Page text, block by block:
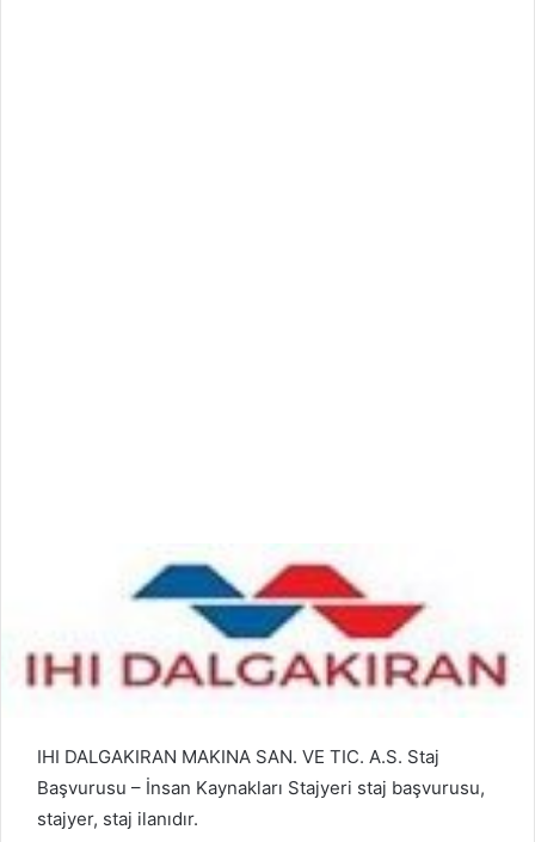
IHI DALGAKIRAN MAKINA SAN. VE TIC. A.S. Staj
Başvurusu – İnsan Kaynakları Stajyeri staj başvurusu,
stajyer, staj ilanıdır.